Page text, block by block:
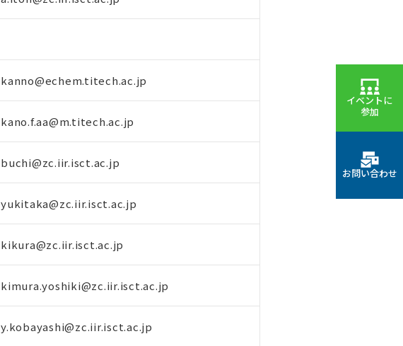
kanno@echem.titech.ac.jp
kano.f.aa@m.titech.ac.jp
buchi@zc.iir.isct.ac.jp
yukitaka@zc.iir.isct.ac.jp
kikura@zc.iir.isct.ac.jp
kimura.yoshiki@zc.iir.isct.ac.jp
y.kobayashi@zc.iir.isct.ac.jp
イベントに
参加
お問い合わせ